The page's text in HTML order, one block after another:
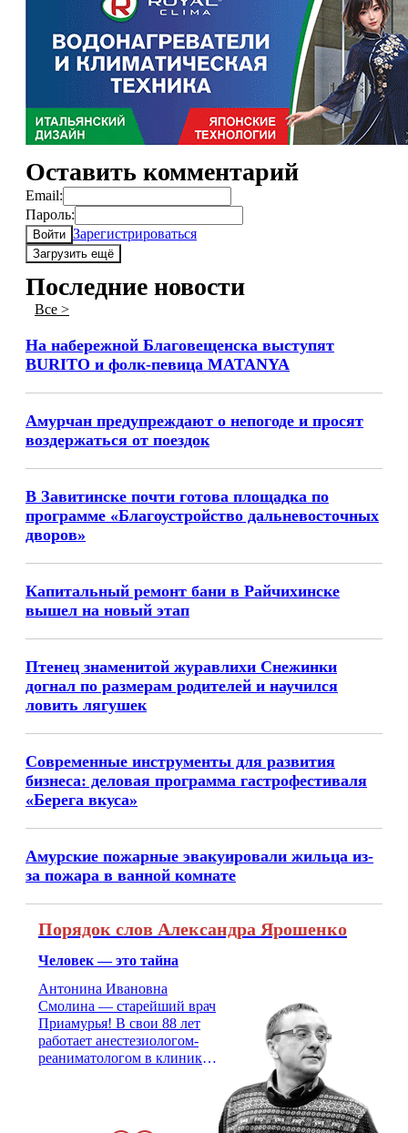
Оставить комментарий
Email:
Пароль:
Войти Зарегистрироваться
Загрузить ещё
Последние новости
Все >
На набережной Благовещенска выступят
BURITO и фолк-певица MATANYA
Амурчан предупреждают о непогоде и просят
воздержаться от поездок
В Завитинске почти готова площадка по
программе «Благоустройство дальневосточных
дворов»
Капитальный ремонт бани в Райчихинске
вышел на новый этап
Птенец знаменитой журавлихи Снежинки
догнал по размерам родителей и научился
ловить лягушек
Современные инструменты для развития
бизнеса: деловая программа гастрофестиваля
«Берега вкуса»
Амурские пожарные эвакуировали жильца из-
за пожара в ванной комнате
Порядок слов Александра Ярошенко
Человек — это тайна
Антонина Ивановна
Смолина — старейший врач
Приамурья! В свои 88 лет
работает анестезиологом-
реаниматологом в клинике
стажем о жизни, смерти